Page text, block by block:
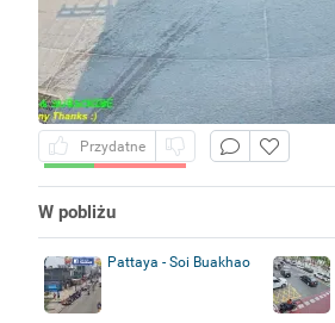
Przydatne
W pobliżu
Pattaya - Soi Buakhao